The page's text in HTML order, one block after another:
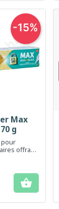
Max
g
pour
offrant

-15%